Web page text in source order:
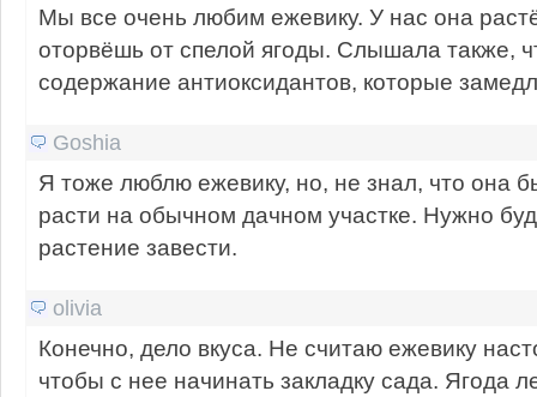
Мы все очень любим ежевику. У нас она
оторвёшь от спелой ягоды. Слышала также,
содержание антиоксидантов, которые
Goshia
Я тоже люблю ежевику, но, не знал, что она
расти на обычном дачном участке. Нужно
растение завести.
olivia
Конечно, дело вкуса. Не считаю ежевику
чтобы с нее начинать закладку сада. Ягода